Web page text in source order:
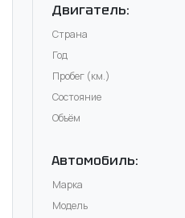
Двигатель:
Страна
Год
Пробег (км.)
Состояние
Объём
Автомобиль:
Марка
Модель